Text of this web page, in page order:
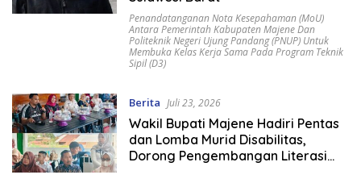
Penandatanganan Nota Kesepahaman (MoU)
Antara Pemerintah Kabupaten Majene Dan
Politeknik Negeri Ujung Pandang (PNUP) Untuk
Membuka Kelas Kerja Sama Pada Program Teknik
Sipil (D3)
Berita Juli 23, 2026
Wakil Bupati Majene Hadiri Pentas
dan Lomba Murid Disabilitas,
Dorong Pengembangan Literasi